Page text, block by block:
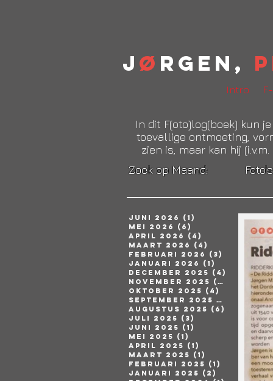
J ø rgen,
Intro
In dit F(oto)log(boek) kun
toevallige ontmoeting,
zien is, maar kan hij
Zoek op Maand:
juni 2026 (1)
mei 2026
(6)
april 2026
(4)
maart 2026
(4)
februari 2026
(3)
3 posts
januari 2026
(1)
december 2025 (4)
4 posts
november 2025 (4)
4 posts
oktober 2025 (4)
4 posts
september 2025 (1)
1 post
augustus 2025 (6)
6 posts
juli 2025 (3)
juni 2025 (1)
mei 2025 (1)
april 2025 (1)
maart 2025 (1)
februari 2025 (1)
1 post
januari 2025 (2)
2 posts